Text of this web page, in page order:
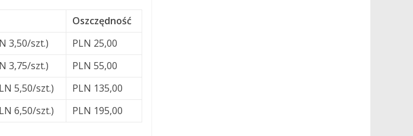
Oszczędność
3,50/szt.)
PLN 25,00
3,75/szt.)
PLN 55,00
5,50/szt.)
PLN 135,00
6,50/szt.) PLN 195,00